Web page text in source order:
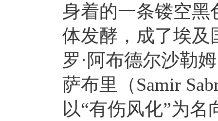
身着的一条镂空黑
体发酵，成了埃及
罗·阿布德尔沙勒
萨布里（Samir
以“有伤风化”为